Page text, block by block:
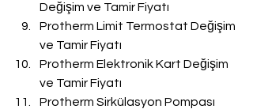
Değişim ve Tamir Fiyatı
Protherm Limit Termostat Değişim
ve Tamir Fiyatı
Protherm Elektronik Kart Değişim
ve Tamir Fiyatı
Protherm Sirkülasyon Pompası